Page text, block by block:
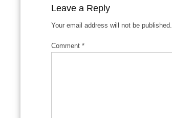
Leave a Reply
Your email address will not be published.
Comment*